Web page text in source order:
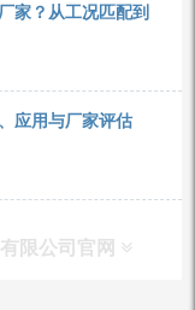
家？从工况匹配到
应用与厂家评估
限公司官网